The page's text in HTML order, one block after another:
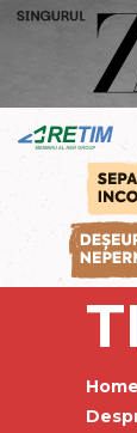
Home